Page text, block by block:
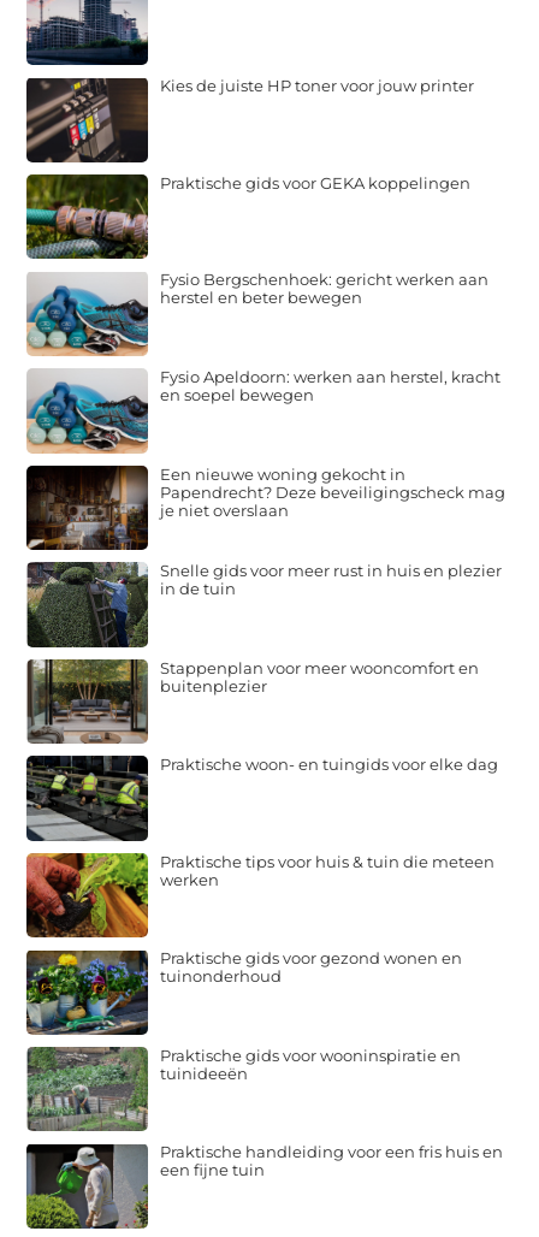
Kies de juiste HP toner voor jouw printer
Praktische gids voor GEKA koppelingen
Fysio Bergschenhoek: gericht werken aan
herstel en beter bewegen
Fysio Apeldoorn: werken aan herstel, kracht
en soepel bewegen
Een nieuwe woning gekocht in
Papendrecht? Deze beveiligingscheck mag
je niet overslaan
Snelle gids voor meer rust in huis en plezier
in de tuin
Stappenplan voor meer wooncomfort en
buitenplezier
Praktische woon- en tuingids voor elke dag
Praktische tips voor huis & tuin die meteen
werken
Praktische gids voor gezond wonen en
tuinonderhoud
Praktische gids voor wooninspiratie en
tuinideeën
Praktische handleiding voor een fris huis en
een fijne tuin